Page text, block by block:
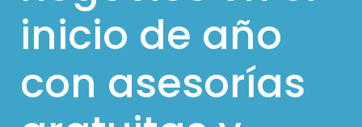
inicio de año
con asesorías